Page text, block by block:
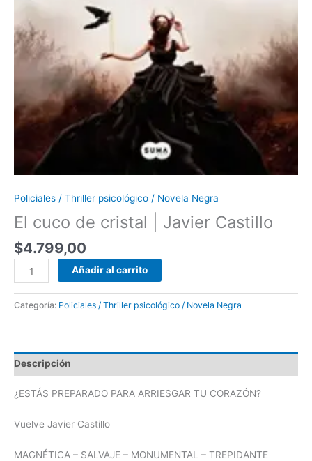
Policiales / Thriller psicológico / Novela Negra
El cuco de cristal | Javier Castillo
$4.799,00
Añadir al carrito
Categoría: Policiales / Thriller psicológico / Novela Negra
Descripción
¿ESTÁS PREPARADO PARA ARRIESGAR TU CORAZÓN?
Vuelve Javier Castillo
MAGNÉTICA – SALVAJE – MONUMENTAL – TREPIDANTE